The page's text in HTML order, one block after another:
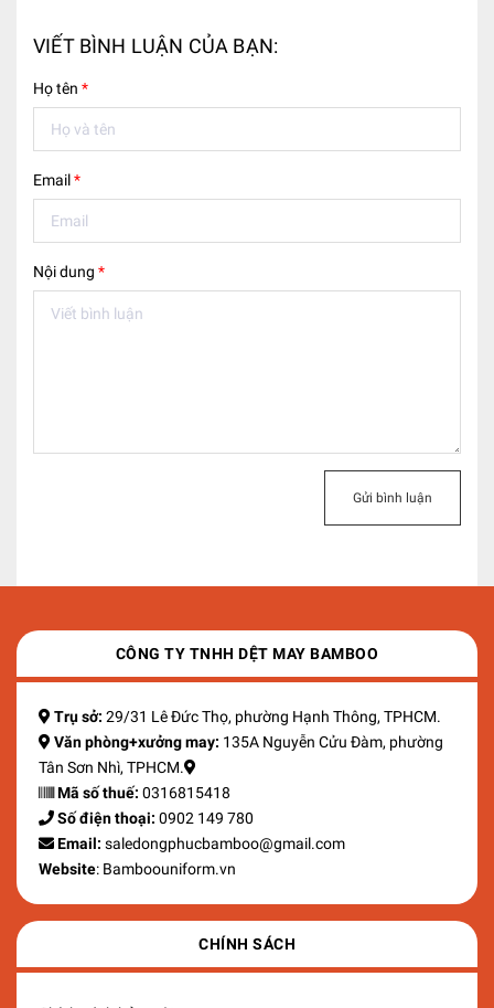
VIẾT BÌNH LUẬN CỦA BẠN:
Họ tên *
Email*
Nội dung *
Gửi bình luận
CÔNG TY TNHH DỆT MAY BAMBOO
Trụ sở: 29/31 Lê Đức Thọ, phường Hạnh Thông, TPHCM.
Văn phòng+xưởng may: 135A Nguyễn Cửu Đàm, phường
Tân Sơn Nhì, TPHCM.
Mã số thuế: 0316815418
Số điện thoại: 0902 149 780
Email: saledongphucbamboo@gmail.com
Website: Bamboouniform.vn
CHÍNH SÁCH